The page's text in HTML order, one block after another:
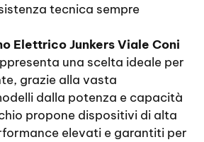
tecnica sempre
Elettrico Junkers Viale Coni
una scelta ideale per
grazie alla vasta
dalla potenza e capacità
propone dispositivi di alta
elevati e garantiti per